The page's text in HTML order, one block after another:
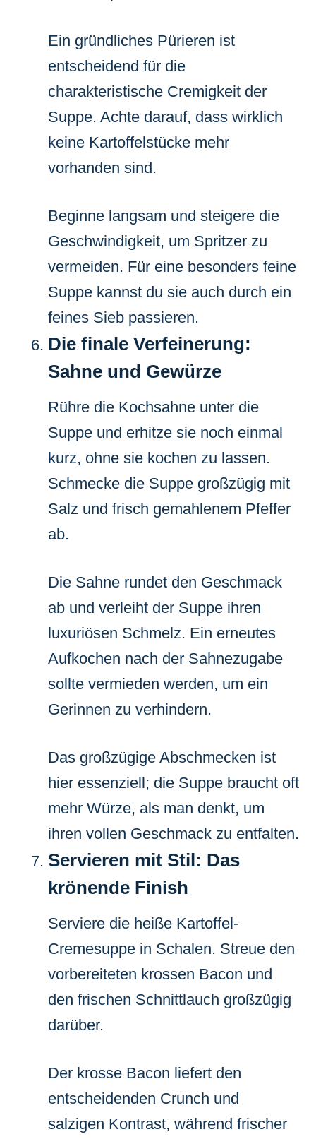
Ein gründliches Pürieren ist
entscheidend für die
charakteristische Cremigkeit der
Suppe. Achte darauf, dass wirklich
keine Kartoffelstücke mehr
vorhanden sind.
Beginne langsam und steigere die
Geschwindigkeit, um Spritzer zu
vermeiden. Für eine besonders feine
Suppe kannst du sie auch durch ein
feines Sieb passieren.
Die finale Verfeinerung:
Sahne und Gewürze
Rühre die Kochsahne unter die
Suppe und erhitze sie noch einmal
kurz, ohne sie kochen zu lassen.
Schmecke die Suppe großzügig mit
Salz und frisch gemahlenem Pfeffer
ab.
Die Sahne rundet den Geschmack
ab und verleiht der Suppe ihren
luxuriösen Schmelz. Ein erneutes
Aufkochen nach der Sahnezugabe
sollte vermieden werden, um ein
Gerinnen zu verhindern.
Das großzügige Abschmecken ist
hier essenziell; die Suppe braucht oft
mehr Würze, als man denkt, um
ihren vollen Geschmack zu entfalten.
Servieren mit Stil: Das
krönende Finish
Serviere die heiße Kartoffel-
Cremesuppe in Schalen. Streue den
vorbereiteten krossen Bacon und
den frischen Schnittlauch großzügig
darüber.
Der krosse Bacon liefert den
entscheidenden Crunch und
salzigen Kontrast, während frischer